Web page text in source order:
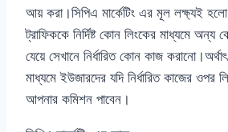
আয় করা।সিপিএ মার্কেটিং এর মূল লক্ষ্যই
ট্রাফিককে নির্দিষ্ট কোন লিংকের মাধ্যমে অন্য
যেয়ে সেখানে নির্ধারিত কোন কাজ
মাধ্যমে ইউজারদের যদি নির্ধারিত কাজের ওপর
আপনার কমিশন পাবেন।